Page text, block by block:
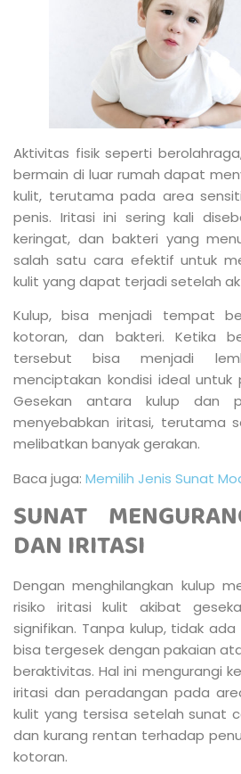
Aktivitas fisik seperti
bermain di luar rumah dapat
kulit, terutama pada area
penis. Iritasi ini sering kali
keringat, dan bakteri yang
salah satu cara efektif untuk
kulit yang dapat terjadi setelah
Kulup, bisa menjadi tempat
kotoran, dan bakteri. Ketika
tersebut bisa menjadi
menciptakan kondisi ideal untuk
Gesekan antara kulup dan
menyebabkan iritasi, terutama
melibatkan banyak gerakan.
Baca juga: Memilih Jenis Sunat
SUNAT
DAN IRITASI
Dengan menghilangkan kulup
risiko iritasi kulit akibat
signifikan. Tanpa kulup, tidak
bisa tergesek dengan pakaian
beraktivitas. Hal ini mengurangi
iritasi dan peradangan pada
kulit yang tersisa setelah sunat
dan kurang rentan terhadap
kotoran.